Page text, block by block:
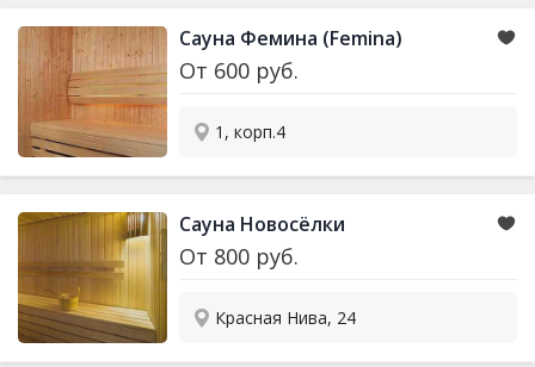
Сауна Фемина (Femina)
От 600 руб.
1, корп.4
Сауна Новосёлки
От 800 руб.
Красная Нива, 24